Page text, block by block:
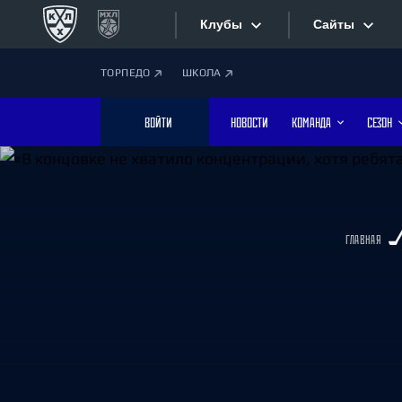
Клубы
Дивизион Боброва
Лада
Сайты
ТОРПЕДО ШКОЛА
ВОЙТИ НОВОСТИ КОМАНДА СЕЗОН
ГЛАВНАЯ